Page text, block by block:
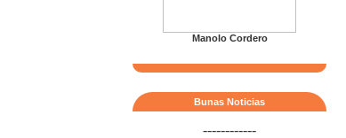
Manolo Cordero
Bunas Noticias
------------